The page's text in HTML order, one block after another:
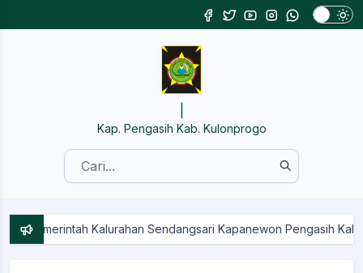
Kap. Pengasih Kab. Kulonprogo
Sendangsari Kapanewon Pengasih Kabupaten Kulon